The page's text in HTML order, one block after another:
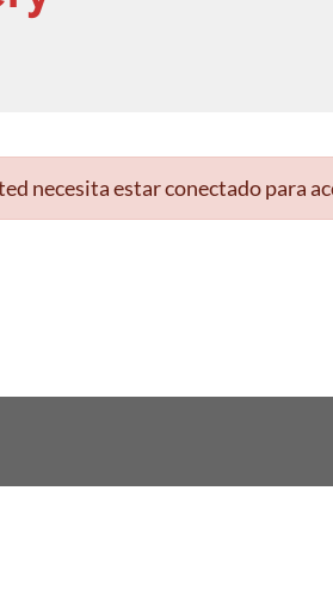
necesita estar conectado para